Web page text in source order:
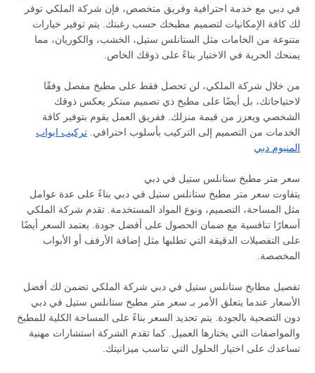
في دبي مع خدمة احترافية وفريق متخصص، فإن شركة الملكي توفر
لك كافة الإمكانيات لتصميم مطبخك حسب رغبتك. يتم توفير خيارات
متنوعة من الخامات مثل الستانلس ستيل، الخشب، والكوريان، مما
يمنحك الحرية في الاختيار بناءً على ذوقك الخاص.
من خلال شركة الملكي، لن تحصل فقط على مطبخ مفصل وفقًا
لاحتياجاتك، بل أيضًا على مطبخ ذي تصميم مبتكر يعكس ذوقك
الشخصي ويعزز من قيمة منزلك. ففريق العمل يقوم بتوفير كافة
الخدمات من التصميم إلى التركيب بأسلوب احترافي.تركيب ابواب
المنيوم دبي
سعر متر مطبخ ستانلس ستيل في دبي
يتفاوت سعر متر مطبخ ستانلس ستيل في دبي بناءً على عدة عوامل
مثل المساحة، التصميم، ونوع المواد المستخدمة. تقدم شركة الملكي
أسعارًا تنافسية مع ضمان الحصول على أفضل جودة. يعتمد السعر أيضًا
على التفصيلات الدقيقة التي تطلبها مثل إضافة الأرفف أو الأبواب
المخصصة.
تفصيل مطابخ ستانلس ستيل في دبي شركة الملكي تضمن لك أفضل
الأسعار عندما يتعلق الأمر بـ سعر متر مطبخ ستانلس ستيل في دبي
دون التضحية بالجودة. يتم تحديد السعر بناءً على المساحة الكلية للمطبخ
والمواصفات التي يختارها العميل. كما تقدم الشركة استشارات مهنية
تساعدك على اختيار الحلول التي تناسب ميزانيتك.